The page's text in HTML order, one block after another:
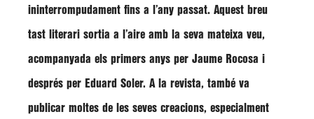
ininterrompudament fins a l’any passat. Aquest breu
tast literari sortia a l’aire amb la seva mateixa veu,
acompanyada els primers anys per Jaume Rocosa i
després per Eduard Soler. A la revista, també va
publicar moltes de les seves creacions, especialment